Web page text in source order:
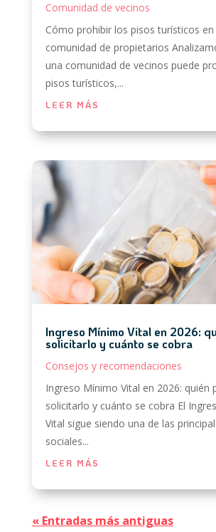
Comunidad de vecinos
Cómo prohibir los pisos turísticos en
comunidad de propietarios
una comunidad de vecinos puede
pisos turísticos,...
LEER MÁS
Ingreso Mínimo Vital en 2026:
solicitarlo y cuánto se cobra
Consejos y recomendaciones
Ingreso Mínimo Vital en 2026: quién
solicitarlo y cuánto se cobra El
Vital sigue siendo una de las
sociales...
LEER MÁS
« Entradas más antiguas